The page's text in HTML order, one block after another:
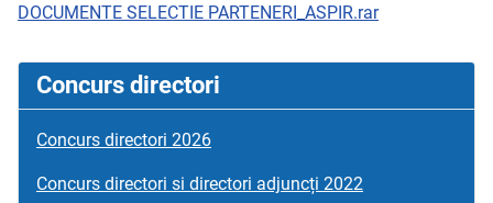
DOCUMENTE SELECTIE PARTENERI_ASPIR.rar
Concurs directori
Concurs directori 2026
Concurs directori si directori adjuncți 2022